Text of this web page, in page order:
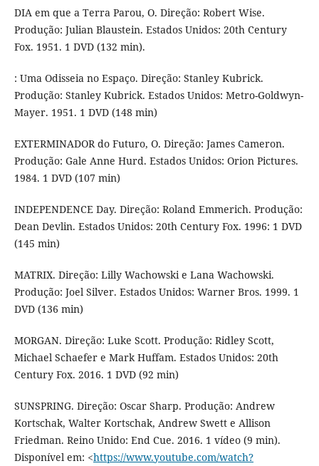
DIA em que a Terra Parou, O. Direção: Robert Wise.
Produção: Julian Blaustein. Estados Unidos: 20th Century
Fox. 1951. 1 DVD (132 min).
: Uma Odisseia no Espaço. Direção: Stanley Kubrick.
Produção: Stanley Kubrick. Estados Unidos: Metro-Goldwyn-
Mayer. 1951. 1 DVD (148 min)
EXTERMINADOR do Futuro, O. Direção: James Cameron.
Produção: Gale Anne Hurd. Estados Unidos: Orion Pictures.
1984. 1 DVD (107 min)
INDEPENDENCE Day. Direção: Roland Emmerich. Produção:
Dean Devlin. Estados Unidos: 20th Century Fox. 1996: 1 DVD
(145 min)
MATRIX. Direção: Lilly Wachowski e Lana Wachowski.
Produção: Joel Silver. Estados Unidos: Warner Bros. 1999. 1
DVD (136 min)
MORGAN. Direção: Luke Scott. Produção: Ridley Scott,
Michael Schaefer e Mark Huffam. Estados Unidos: 20th
Century Fox. 2016. 1 DVD (92 min)
SUNSPRING. Direção: Oscar Sharp. Produção: Andrew
Kortschak, Walter Kortschak, Andrew Swett e Allison
Friedman. Reino Unido: End Cue. 2016. 1 vídeo (9 min).
Disponível em: <https://www.youtube.com/watch?